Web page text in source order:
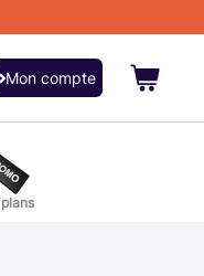
Mon compte